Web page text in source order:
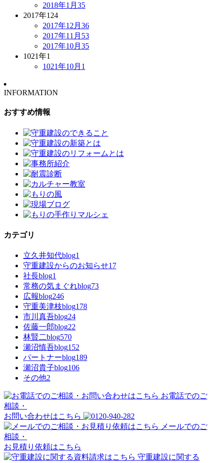
2018年1月 35
2017年124
2017年12月 36
2017年11月 53
2017年10月 35
1021年1
1021年10月 1
INFORMATION
おすすめ情報
カテゴリ
立久井知代blog1
守重建設からのお知らせ17
社長blog1
常務の気まぐれblog73
広報blog246
守重美津枝blog178
市川真吾blog24
佐藤一郎blog22
林賢二blog570
瀬沼慎吾blog152
パートナーblog189
瀬沼貴子blog106
その他2
お電話でのご
相談・
お問い合わせはこちら
メールでのご
相談・
お見積り依頼はこちら
守重建設に関する